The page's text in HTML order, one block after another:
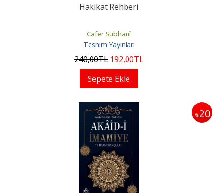
Hakikat Rehberi
Cafer Sübhanî
Tesnim Yayınları
240,00TL 192,00TL
Sepete Ekle
%20